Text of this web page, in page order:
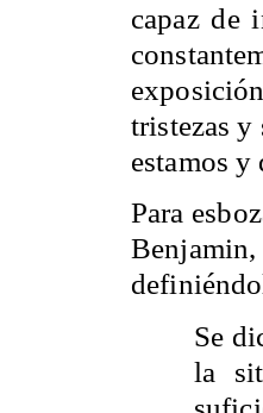
capaz de
tristezas
estamos
Para
Se
la